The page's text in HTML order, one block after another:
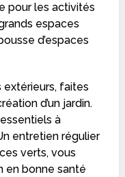
pour les activités
espaces
d’espaces
extérieurs, faites
d’un jardin.
à
entretien régulier
verts, vous
en bonne santé